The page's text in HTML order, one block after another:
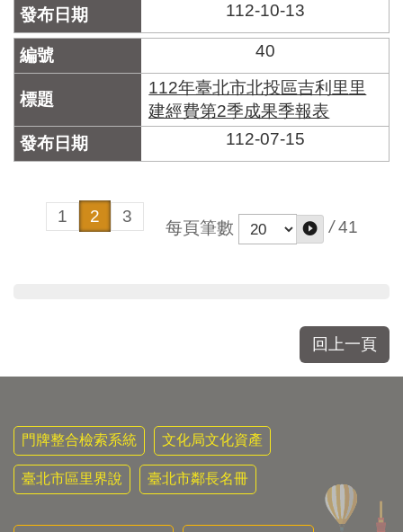
112-10-13
40
112年臺北市北投區吉利里里
建經費第2季成果季報表
112-07-15
1 2 3
每頁筆數 / 41
回上一頁
門牌整合檢索系統 文化局文化資產
臺北市區里界說 臺北市鄰長名冊